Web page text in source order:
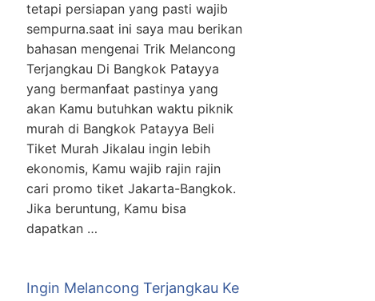
tetapi persiapan yang pasti wajib
sempurna.saat ini saya mau berikan
bahasan mengenai Trik Melancong
Terjangkau Di Bangkok Patayya
yang bermanfaat pastinya yang
akan Kamu butuhkan waktu piknik
murah di Bangkok Patayya Beli
Tiket Murah Jikalau ingin lebih
ekonomis, Kamu wajib rajin rajin
cari promo tiket Jakarta-Bangkok.
Jika beruntung, Kamu bisa
dapatkan …
Ingin Melancong Terjangkau Ke